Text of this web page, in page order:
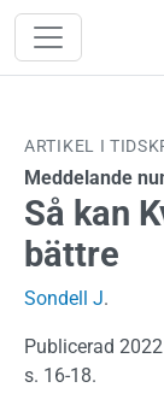
Hoppa till
ARTIKEL I
Meddelande
Så kan
bättre
Sondell J.
Publicerad
s. 16-18.